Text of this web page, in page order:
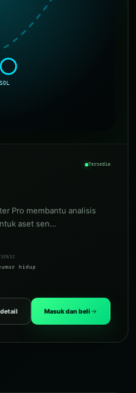
Tersedia
Pro membantu analisis
aset sen…
hidup
Masuk dan beli